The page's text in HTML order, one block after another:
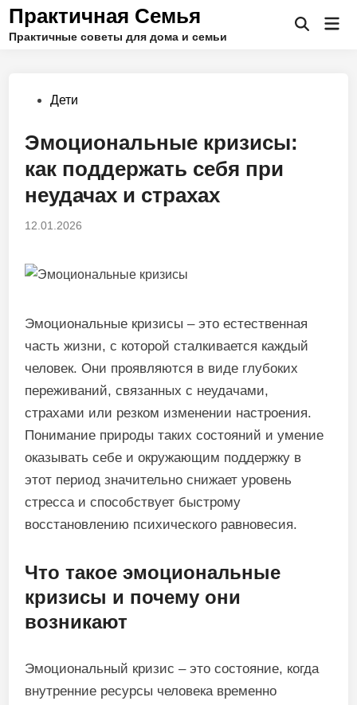
Перейти
содержимому
Практичная Семья
Практичные советы для дома и семьи
Открыть
Опубликовано
Дети
Эмоциональные кризисы:
как поддержать себя при
неудачах и страхах
12.01.2026
Эмоциональные кризисы – это естественная
часть жизни, с которой сталкивается каждый
человек. Они проявляются в виде глубоких
переживаний, связанных с неудачами,
страхами или резком изменении настроения.
Понимание природы таких состояний и умение
оказывать себе и окружающим поддержку в
этот период значительно снижает уровень
стресса и способствует быстрому
восстановлению психического равновесия.
Что такое эмоциональные
кризисы и почему они
возникают
Эмоциональный кризис – это состояние, когда
внутренние ресурсы человека временно